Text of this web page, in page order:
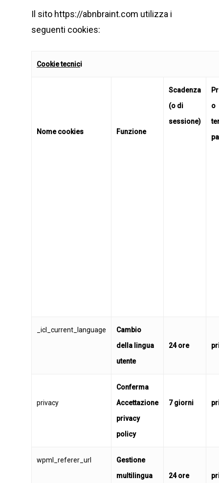
Il sito https://abnbraint.com utilizza i
seguenti cookies:
Cookie tecnici
Nome cookies Funzione
Scadenza
(o di
sessione)
o
_icl_current_language
Cambio
della lingua
utente
24 ore
privacy
Conferma
Accettazione
privacy
policy
7 giorni
wpml_referer_url
Gestione
multilingua
24 ore